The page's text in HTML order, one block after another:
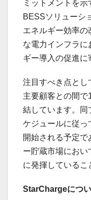
ミットメントを
BESSソリューシ
エネルギー効率の
な電力インフラ
ギー導入の促進に
注目すべき点とし
主要顧客との間
結しています。同
ケジュールに従っ
開始される予定
ー貯蔵市場におい
に発揮しているこ
StarChargeにつ